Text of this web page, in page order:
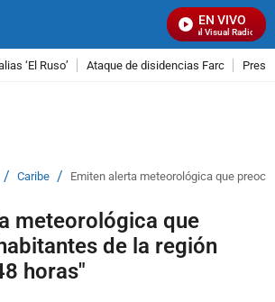
EN VIVO
Señal Visual Radio
‘El Ruso’ Ataque de disidencias Farc
/ Caribe / Emiten alerta meteorológica que
meteorológica que
de la región
horas"